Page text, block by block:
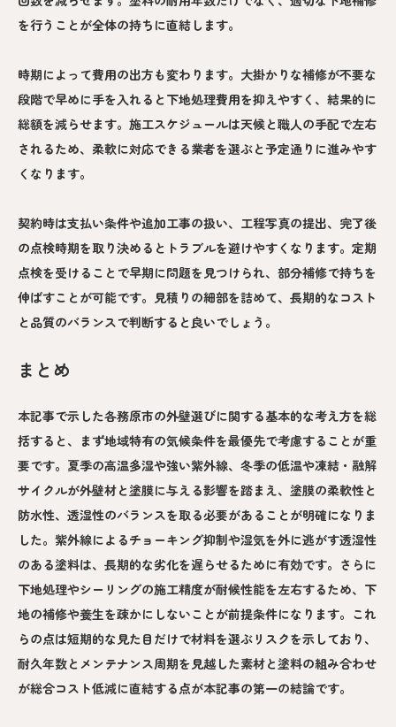
を行うことが全体の持ちに直結します。
時期によって費用の出方も変わります。大掛かりな補修が不要な
段階で早めに手を入れると下地処理費用を抑えやすく、結果的に
総額を減らせます。施工スケジュールは天候と職人の手配で左右
されるため、柔軟に対応できる業者を選ぶと予定通りに進みやす
くなります。
契約時は支払い条件や追加工事の扱い、工程写真の提出、完了後
の点検時期を取り決めるとトラブルを避けやすくなります。定期
点検を受けることで早期に問題を見つけられ、部分補修で持ちを
伸ばすことが可能です。見積りの細部を詰めて、長期的なコスト
と品質のバランスで判断すると良いでしょう。
まとめ
本記事で示した各務原市の外壁選びに関する基本的な考え方を総
括すると、まず地域特有の気候条件を最優先で考慮することが重
要です。夏季の高温多湿や強い紫外線、冬季の低温や凍結・融解
サイクルが外壁材と塗膜に与える影響を踏まえ、塗膜の柔軟性と
防水性、透湿性のバランスを取る必要があることが明確になりま
した。紫外線によるチョーキング抑制や湿気を外に逃がす透湿性
のある塗料は、長期的な劣化を遅らせるために有効です。さらに
下地処理やシーリングの施工精度が耐候性能を左右するため、下
地の補修や養生を疎かにしないことが前提条件になります。これ
らの点は短期的な見た目だけで材料を選ぶリスクを示しており、
耐久年数とメンテナンス周期を見越した素材と塗料の組み合わせ
が総合コスト低減に直結する点が本記事の第一の結論です。